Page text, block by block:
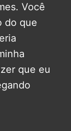
Você
do que
que eu